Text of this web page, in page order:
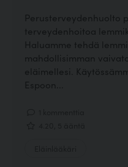
Perusterveydenhuolto
terveydenhoitoa
Haluamme tehdä
mahdollisimman
eläimellesi.
Espoon...